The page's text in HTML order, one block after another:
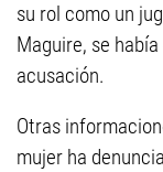
su rol como un
Maguire, se
acusación.
Otras
mujer ha